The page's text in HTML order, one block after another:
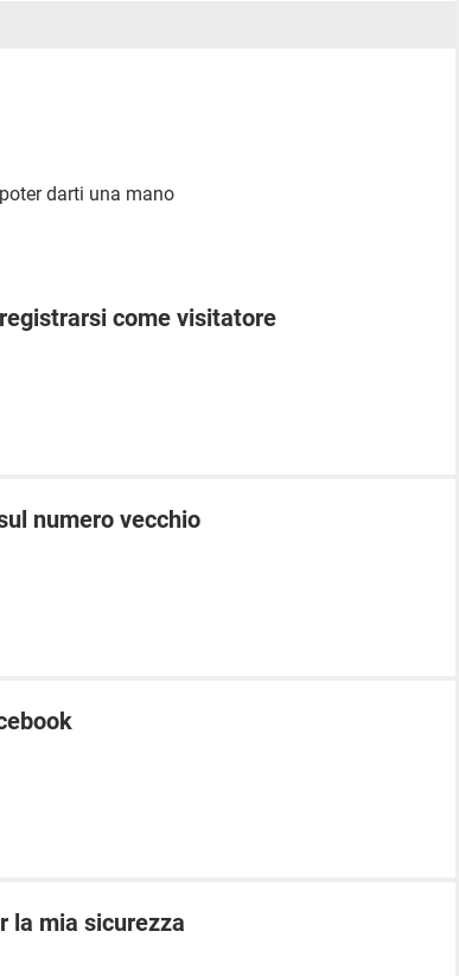
darti una mano
come visitatore
numero vecchio
la mia sicurezza